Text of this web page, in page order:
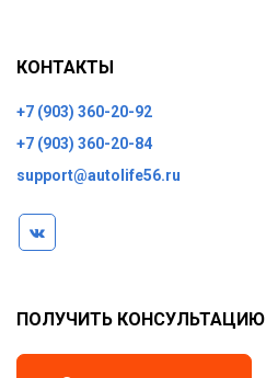
КОНТАКТЫ
+7 (903) 360-20-92
+7 (903) 360-20-84
support@autolife56.ru
ПОЛУЧИТЬ КОНСУЛЬТАЦИЮ